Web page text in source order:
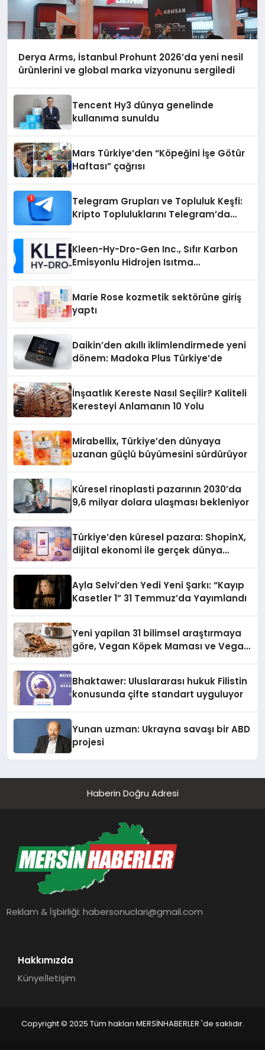
Derya Arms, İstanbul Prohunt 2026’da yeni nesil
ürünlerini ve global marka vizyonunu sergiledi
Tencent Hy3 dünya genelinde
kullanıma sunuldu
Mars Türkiye’den “Köpeğini İşe Götür
Haftası” çağrısı
Telegram Grupları ve Topluluk Keşfi:
Kripto Topluluklarını Telegram’da
Kleen-Hy-Dro-Gen Inc., Sıfır Karbon
Emisyonlu Hidrojen Isıtma
Marie Rose kozmetik sektörüne giriş
yaptı
Daikin’den akıllı iklimlendirmede yeni
dönem: Madoka Plus Türkiye’de
İnşaatlık Kereste Nasıl Seçilir? Kaliteli
Keresteyi Anlamanın 10 Yolu
Mirabellix, Türkiye’den dünyaya
uzanan güçlü büyümesini sürdürüyor
Küresel rinoplasti pazarının 2030’da
9,6 milyar dolara ulaşması bekleniyor
Türkiye’den küresel pazara: ShopinX,
dijital ekonomi ile gerçek dünya
Ayla Selvi’den Yedi Yeni Şarkı: “Kayıp
Kasetler 1” 31 Temmuz’da Yayımlandı
Yeni yapilan 31 bilimsel araştırmaya
göre, Vegan Köpek Maması ve Vegan
Bhaktawer: Uluslararası hukuk Filistin
konusunda çifte standart uyguluyor
Yunan uzman: Ukrayna savaşı bir ABD
projesi
Haberin Doğru Adresi
Reklam & İşbirliği:habersonuclari@gmail.com
Hakkımızda
Künyeİletişim
Copyright © 2025 Tüm hakları MERSİNHABERLER 'de saklıdır.